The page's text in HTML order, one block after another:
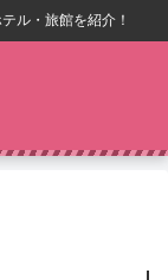
ル・旅館を紹介！